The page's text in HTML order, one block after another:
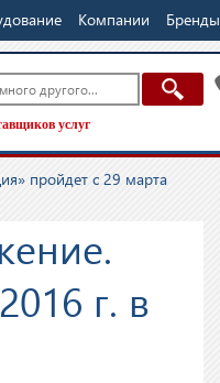
Компании Бренды
услуг
пройдет с 29 марта
г. в